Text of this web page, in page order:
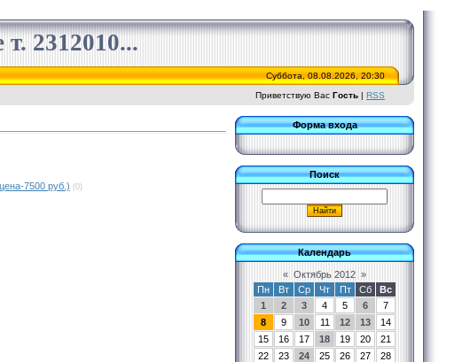
2312010...
Суббота, 08.08.2026, 20:30
Приветствую Вас Гость | RSS
7500 руб.) (0)
Форма входа
Поиск
Календарь
« Октябрь 2012 »
Пн
Вт Ср Чт Пт Сб
Вс
1
2 3 4 5 6
7
8
9 10 11 12 13
14
15
16 17 18 19 20
21
22
23 24 25 26 27
28